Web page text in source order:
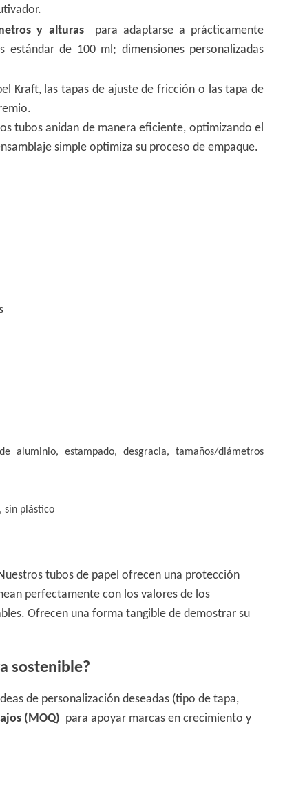
y alturas
para adaptarse a prácticamente
de 100 ml; dimensiones personalizadas
Kraft, las tapas de ajuste de fricción o las tapa de
tubos anidan de manera eficiente, optimizando el
simple optimiza su proceso de empaque.
aluminio, estampado, desgracia, tamaños/diámetros
sin plástico
tubos de papel ofrecen una protección
perfectamente con los valores de los
Ofrecen una forma tangible de demostrar su
sostenible?
de personalización deseadas (tipo de tapa,
(MOQ) para apoyar marcas en crecimiento y